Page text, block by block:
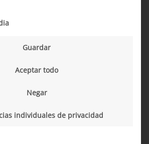
100 % automotriz
Guardar
Aceptar todo
Negar
individuales de privacidad